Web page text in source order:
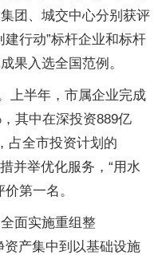
团、城交中心分别获评
行动”标杆企业和标杆
果入选全国范例。
上半年，市属企业完成
其中在深投资889亿
占全市投资计划的
并举优化服务，“用水
第一名。
面实施重组整
资产集中到以基础设施